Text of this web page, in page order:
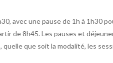
avec une pause de 1h à 1h30
de 8h45. Les pauses et
quelle que soit la modalité, les